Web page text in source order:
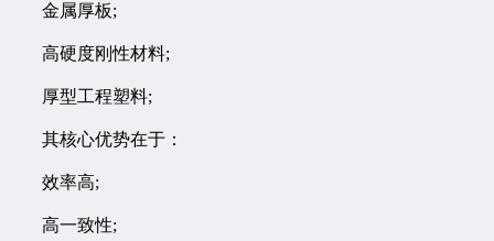
金属厚板;
高硬度刚性材料;
厚型工程塑料;
其核心优势在于：
效率高;
高一致性;